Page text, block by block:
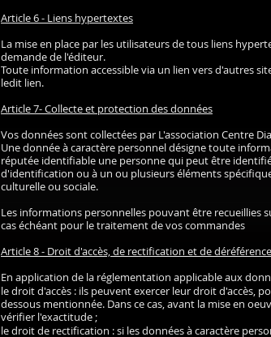
Article 6 - Liens hypertextes
La mise en place par les utilisateurs de tous liens
demande de l'éditeur.
Toute information accessible via un lien vers d'autres
ledit lien.
Article 7- Collecte et protection des données
Vos données sont collectées par L'association Centre
Une donnée à caractère personnel désigne toute
réputée identifiable une personne qui peut être
d'identification ou à un ou plusieurs éléments
culturelle ou sociale.
Les informations personnelles pouvant être recueillies
cas échéant pour le traitement de vos commandes
Article 8 - Droit d'accès, de rectification et de
En application de la réglementation applicable aux
le droit d'accès : ils peuvent exercer leur droit d'accès,
dessous mentionnée. Dans ce cas, avant la mise en
vérifier l'exactitude ;
le droit de rectification : si les données à caractère